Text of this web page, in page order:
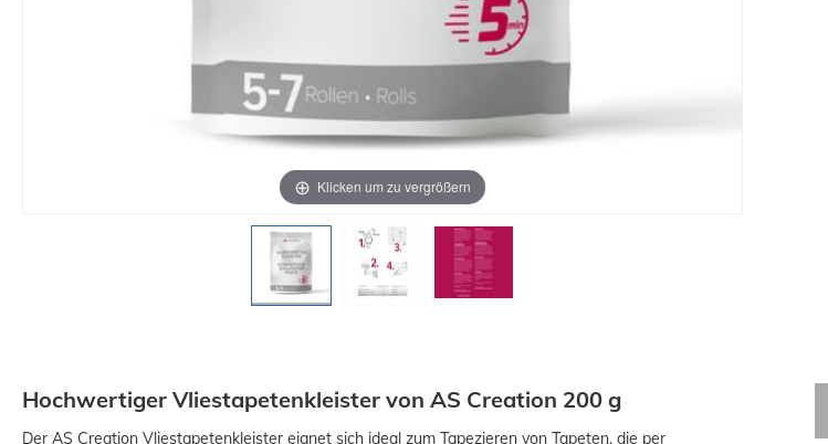
Klicken um zu vergrößern
Hochwertiger Vliestapetenkleister von AS Creation 200 g
Der AS Creation Vliestapetenkleister eignet sich ideal zum Tapezieren von Tapeten, die per